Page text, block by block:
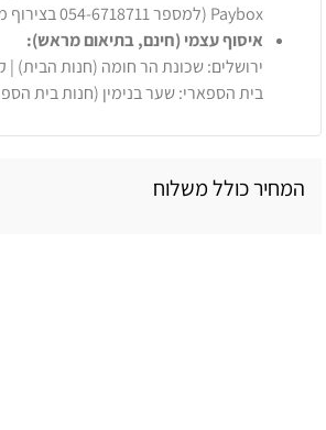
Paybox (למספר 054-6718711 בצירוף מספר הזמנה).
איסוף עצמי (חינם, בתיאום מראש):
ירושלים: שכונת הר חומה (חנות הבית) |
בית הספארי: שער בנימין (חנות בית
המחיר כולל משלוח